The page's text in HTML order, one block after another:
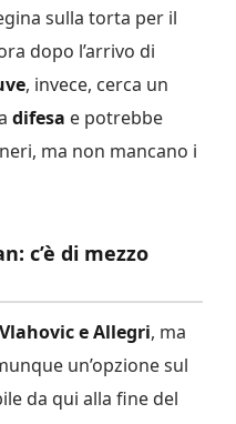
sulla torta per il
dopo l’arrivo di
, invece, cerca un
difesa e potrebbe
ma non mancano i
c’è di mezzo
e Allegri, ma
un’opzione sul
da qui alla fine del